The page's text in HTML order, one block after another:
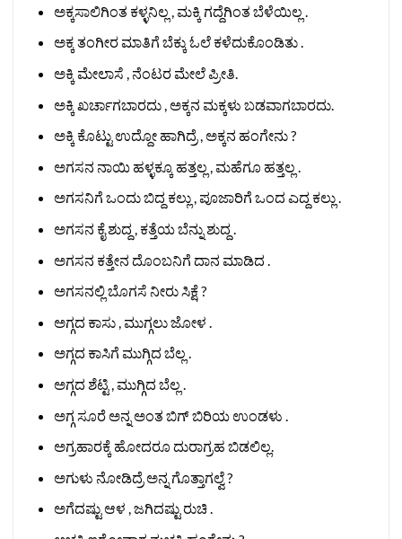
ಅಕ್ಕಸಾಲಿಗಿಂತ ಕಳ್ಳನಿಲ್ಲ , ಮಕ್ಕಿ ಗದ್ದೆಗಿಂತ ಬೆಳೆಯಿಲ್ಲ .
ಅಕ್ಕ ತಂಗೀರ ಮಾತಿಗೆ ಬೆಕ್ಕು ಓಲೆ ಕಳೆದುಕೊಂಡಿತು .
ಅಕ್ಕಿ ಮೇಲಾಸೆ , ನೆಂಟರ ಮೇಲೆ ಪ್ರೀತಿ.
ಅಕ್ಕಿ ಖರ್ಚಾಗಬಾರದು , ಅಕ್ಕನ ಮಕ್ಕಳು ಬಡವಾಗಬಾರದು.
ಅಕ್ಕಿ ಕೊಟ್ಟು ಉದ್ದೋ ಹಾಗಿದ್ರೆ , ಅಕ್ಕನ ಹಂಗೇನು ?
ಅಗಸನ ನಾಯಿ ಹಳ್ಳಕ್ಕೂ ಹತ್ತಲ್ಲ , ಮಹೆಗೂ ಹತ್ತಲ್ಲ .
ಅಗಸನಿಗೆ ಒಂದು ಬಿದ್ದ ಕಲ್ಲು , ಪೂಜಾರಿಗೆ ಒಂದ ಎದ್ದ ಕಲ್ಲು .
ಅಗಸನ ಕೈ ಶುದ್ದ , ಕತ್ತೆಯ ಬೆನ್ನು ಶುದ್ದ .
ಅಗಸನ ಕತ್ತೇನ ದೊಂಬನಿಗೆ ದಾನ ಮಾಡಿದ .
ಅಗಸನಲ್ಲಿ ಬೊಗಸೆ ನೀರು ಸಿಕ್ಷೆ ?
ಅಗ್ಗದ ಕಾಸು , ಮುಗ್ಗಲು ಜೋಳ .
ಅಗ್ಗದ ಕಾಸಿಗೆ ಮುಗ್ಗಿದ ಬೆಲ್ಲ .
ಅಗ್ಗದ ಶೆಟ್ಟಿ , ಮುಗ್ಗಿದ ಬೆಲ್ಲ .
ಅಗ್ಗ ಸೂರೆ ಅನ್ನ ಅಂತ ಬಿಗ್ ಬಿರಿಯ ಉಂಡಳು .
ಅಗ್ರಹಾರಕ್ಕೆ ಹೋದರೂ ದುರಾಗ್ರಹ ಬಿಡಲಿಲ್ಲ.
ಅಗುಳು ನೋಡಿದ್ರೆ ಅನ್ನ ಗೊತ್ತಾಗಲ್ವೆ ?
ಅಗೆದಷ್ಟು ಆಳ , ಜಗಿದಷ್ಟು ರುಚಿ .